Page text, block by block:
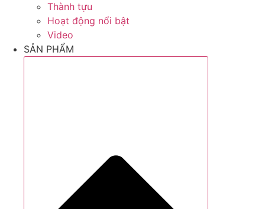
Thành tựu
Hoạt động nổi bật
Video
SẢN PHẨM